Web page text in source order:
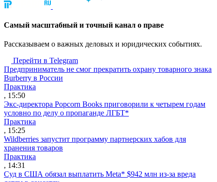
Cамый масштабный и точный канал о праве
Рассказываем о важных деловых и юридических событиях.
Перейти в Telegram
Предприниматель не смог прекратить охрану товарного знака
Burberry в России
Практика
, 15:50
Экс-директора Popcorn Books приговорили к четырем годам
условно по делу о пропаганде ЛГБТ*
Практика
, 15:25
Wildberries запустит программу партнерских хабов для
хранения товаров
Практика
, 14:31
Суд в США обязал выплатить Meta* $942 млн из-за вреда